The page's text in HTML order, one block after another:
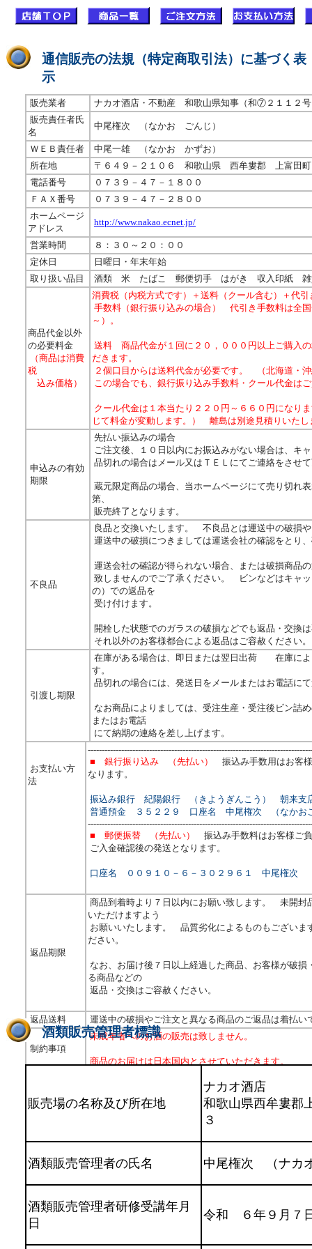
お支払い方
法
■クレジットカード （クロネコwｅｂコレクト利用）
購入のお客様に
限らせてい ただきます。
■ 代金引換ヤマト便のドライバーに直接現金でお
■ 銀行振り込み （先払い）
振込み手数用はお客
なりま す。
振込み銀行 紀陽銀行 （きようぎんこう） 朝来支
普通預金 ３５２２９ 口座名 中尾権次 （なかお
■ 郵便振替 （先払い）
振込み手数料はお客様ご
ご入金確認後の発送となります。
口座名 ００９１０－６－３０２９６１ 中尾権次
返品期限
商品到着時より７日以内にお願い致します。 未開
いただけますよう
お願いいたします。 品質劣化によるものもござい
ださい。
なお、お届け後７日以上経過した商品、お客様が破
る商品などの
返品・交換はご容赦ください。
返品送料 運送中の破損やご注文と異なる商品のご返品は着払い
制約事項
未成年者へのお酒の販売は致しません。
商品のお届けは日本国内とさせていただきます。
通信販売の法規（特定商取引法）に基づく表
示
販売業者
ナカオ酒店・不動産 和歌山県知事（和⑦２１１２
販売責任者氏
名
中尾権次 （なかお ごんじ）
ＷＥＢ責任者
中尾一雄 （なかお かずお）
所在地
〒６４９－２１０６ 和歌山県 西牟婁郡 上富
電話番号
０７３９－４７－１８００
ＦＡＸ番号
０７３９－４７－２８００
ホームページ
アドレス
http://www.nakao.ecnet.jp/
営業時間
８：３０～２０：００
定休日
日曜日・年末年始
取り扱い品目
酒類 米 たばこ 郵便切手 はがき 収入印紙
商品代金以外
の必要料金
（商品は消費
税
込み価格）
消費税（内税方式です）＋送料（クール含む）＋代
手数料（銀行振り込みの場合） 代引き手数料は全
～）。
送料 商品代金が１回に２０，０００円以上ご購入
だきます。
２個口目からは送料代金が必要です。 （北海道・
この場合でも、銀行振り込み手数料・ クール代金は
クール代金は１本当たり２２０円～６６０円になり
じて料金が変動します。） 離島は別途見積りいた
申込みの有効
期限
先払い振込みの場合
ご注文後、１０日以内にお振込みがない場合は、キ
品切れの場合はメール又はＴＥＬにてご連絡をさせ
蔵元限定商品の場合、当ホームページにて売り切れ
第、
販売終了となります。
不良品
良品と交換いたします。 不良品とは運送中の破損
運送中の破損につきましては運送会社の確認をとり
運送会社の確認が得られない場合、または破損商品
致しませんのでご了承ください。 ビンなどはキャ
の）での返品を
受け付けます。
開栓した状態でのガラスの破損などでも返品・交換
それ以外のお客様都合による返品はご容赦ください。
引渡し期限
在庫がある場合は、即日または翌日出荷 在庫によ
す。
品切れの場合には、発送日をメールまたはお電話
なお商品によりましては、 受注生産・受注後ビン詰
またはお電話
にて納期の連絡を差し上げます。
酒類販売管理者標識
販売場の名称及び所在地
ナカオ酒店
和歌山県西牟婁郡
３
酒類販売管理者の氏名 中尾権次 （ナカ
酒類販売管理者研修受講年月
日
令和 ６年９月７